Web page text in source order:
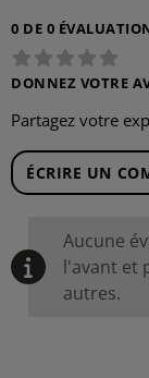
0 DE 0
DONNEZ VOTRE
Partagez votre
ÉCRIRE UN
Aucune
l'avant et
autres.